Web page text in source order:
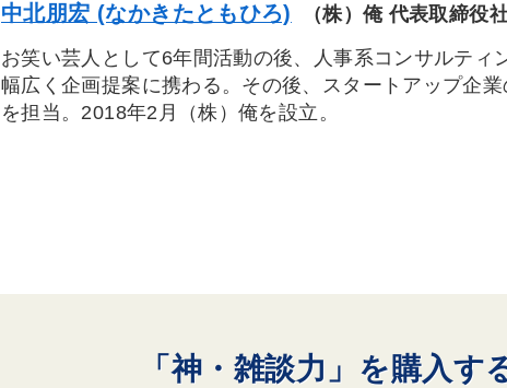
中北朋宏 (なかきたともひろ)
（株）俺 代表取締役
お笑い芸人として6年間活動の後、人事系コンサルティ
幅広く企画提案に携わる。その後、スタートアップ企
を担当。2018年2月（株）俺を設立。
「神・雑談力」を購入す